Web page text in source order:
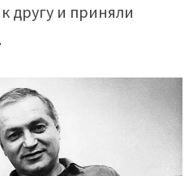
другу и приняли